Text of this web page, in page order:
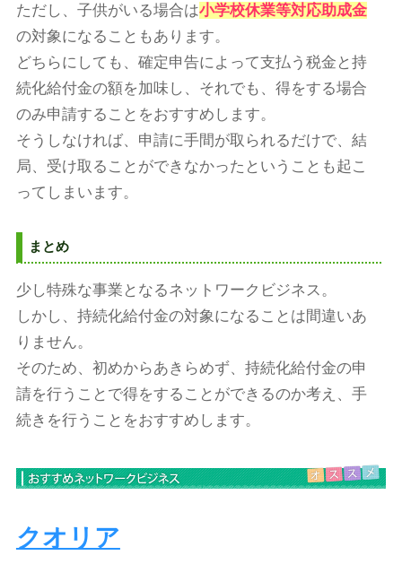
ただし、子供がいる場合は小学校休業等対応助成金
の対象になることもあります。
どちらにしても、確定申告によって支払う税金と持
続化給付金の額を加味し、それでも、得をする場合
のみ申請することをおすすめします。
そうしなければ、申請に手間が取られるだけで、結
局、受け取ることができなかったということも起こ
ってしまいます。
まとめ
少し特殊な事業となるネットワークビジネス。
しかし、持続化給付金の対象になることは間違いあ
りません。
そのため、初めからあきらめず、持続化給付金の申
請を行うことで得をすることができるのか考え、手
続きを行うことをおすすめします。
クオリア